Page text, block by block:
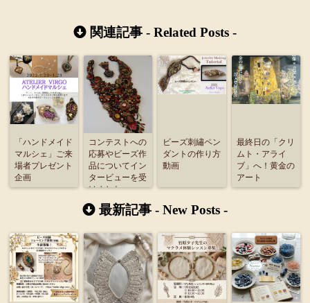
関連記事 - Related Posts -
「ハンドメイド
マルシェ」ご来
場者プレゼント
企画
コンテストへの
応募やビーズ作
品についてイン
タービューを受
けました
ビーズ刺繡ペン
ダントの作り方
動画
最終日の「クリ
ムト・アライ
ブ」へ！黄金の
アート
最新記事 - New Posts -